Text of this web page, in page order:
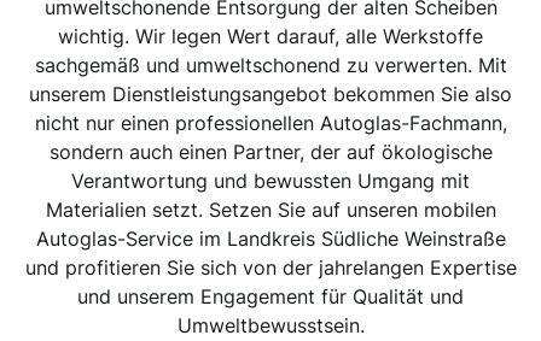
umweltschonende Entsorgung der alten Scheiben
wichtig. Wir legen Wert darauf, alle Werkstoffe
sachgemäß und umweltschonend zu verwerten. Mit
unserem Dienstleistungsangebot bekommen Sie also
nicht nur einen professionellen Autoglas-Fachmann,
sondern auch einen Partner, der auf ökologische
Verantwortung und bewussten Umgang mit
Materialien setzt. Setzen Sie auf unseren mobilen
Autoglas-Service im Landkreis Südliche Weinstraße
und profitieren Sie sich von der jahrelangen Expertise
und unserem Engagement für Qualität und
Umweltbewusstsein.